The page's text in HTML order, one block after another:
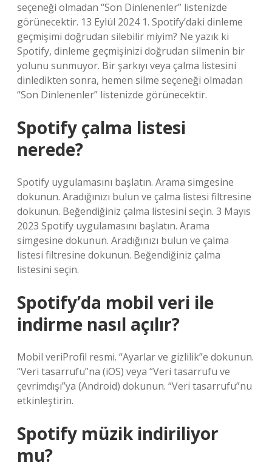
seçeneği olmadan “Son Dinlenenler” listenizde
görünecektir. 13 Eylül 2024 1. Spotify’daki dinleme
geçmişimi doğrudan silebilir miyim? Ne yazık ki
Spotify, dinleme geçmişinizi doğrudan silmenin bir
yolunu sunmuyor. Bir şarkıyı veya çalma listesini
dinledikten sonra, hemen silme seçeneği olmadan
“Son Dinlenenler” listenizde görünecektir.
Spotify çalma listesi
nerede?
Spotify uygulamasını başlatın. Arama simgesine
dokunun. Aradığınızı bulun ve çalma listesi filtresine
dokunun. Beğendiğiniz çalma listesini seçin. 3 Mayıs
2023 Spotify uygulamasını başlatın. Arama
simgesine dokunun. Aradığınızı bulun ve çalma
listesi filtresine dokunun. Beğendiğiniz çalma
listesini seçin.
Spotify’da mobil veri ile
indirme nasıl açılır?
Mobil veriProfil resmi. “Ayarlar ve gizlilik”e dokunun.
“Veri tasarrufu”na (iOS) veya “Veri tasarrufu ve
çevrimdışı”ya (Android) dokunun. “Veri tasarrufu”nu
etkinleştirin.
Spotify müzik indiriliyor
mu?